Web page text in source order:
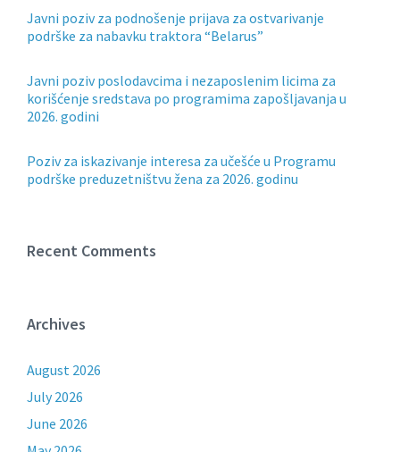
Javni poziv za podnošenje prijava za ostvarivanje
podrške za nabavku traktora “Belarus”
Javni poziv poslodavcima i nezaposlenim licima za
korišćenje sredstava po programima zapošljavanja u
2026. godini
Poziv za iskazivanje interesa za učešće u Programu
podrške preduzetništvu žena za 2026. godinu
Recent Comments
Archives
August 2026
July 2026
June 2026